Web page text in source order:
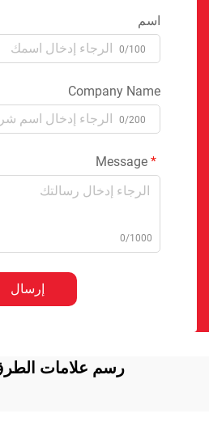
اسم
0/100
Company Name
0/200
0/1000
إرسال
رسم علامات